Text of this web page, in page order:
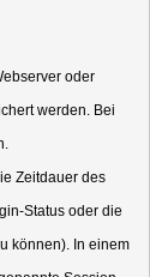
oder
werden. Bei
Zeitdauer des
Status oder die
In einem